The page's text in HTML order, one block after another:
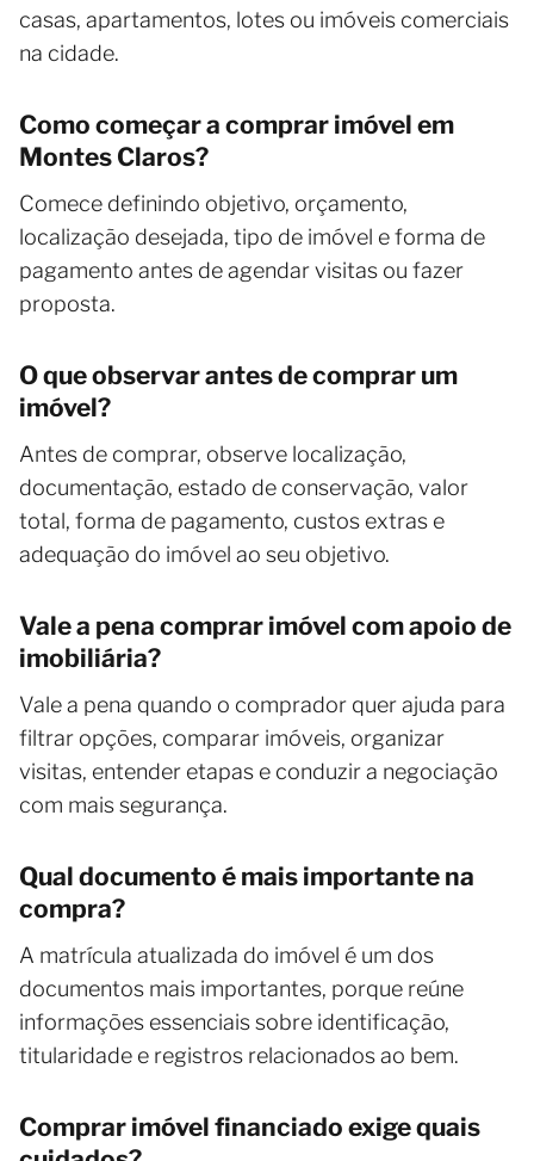
casas, apartamentos, lotes ou imóveis comerciais
na cidade.
Como começar a comprar imóvel em
Montes Claros?
Comece definindo objetivo, orçamento,
localização desejada, tipo de imóvel e forma de
pagamento antes de agendar visitas ou fazer
proposta.
O que observar antes de comprar um
imóvel?
Antes de comprar, observe localização,
documentação, estado de conservação, valor
total, forma de pagamento, custos extras e
adequação do imóvel ao seu objetivo.
Vale a pena comprar imóvel com apoio de
imobiliária?
Vale a pena quando o comprador quer ajuda para
filtrar opções, comparar imóveis, organizar
visitas, entender etapas e conduzir a negociação
com mais segurança.
Qual documento é mais importante na
compra?
A matrícula atualizada do imóvel é um dos
documentos mais importantes, porque reúne
informações essenciais sobre identificação,
titularidade e registros relacionados ao bem.
Comprar imóvel financiado exige quais